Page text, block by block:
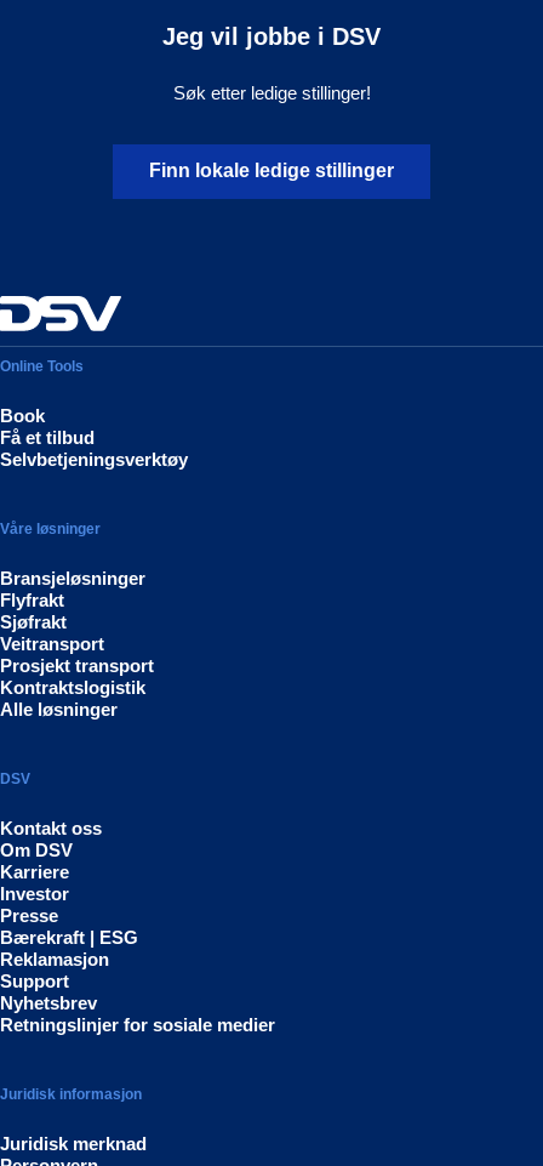
Jeg vil jobbe i DSV
Søk etter ledige stillinger!
Finn lokale ledige stillinger
Online Tools
Book
Få et tilbud
Selvbetjeningsverktøy
Våre løsninger
Bransjeløsninger
Flyfrakt
Sjøfrakt
Veitransport
Prosjekt transport
Kontraktslogistik
Alle løsninger
DSV
Kontakt oss
Om DSV
Karriere
Investor
Presse
Bærekraft | ESG
Reklamasjon
Support
Nyhetsbrev
Retningslinjer for sosiale medier
Juridisk informasjon
Juridisk merknad